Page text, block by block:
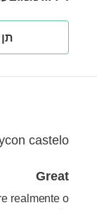
castelo
Great
realmente o